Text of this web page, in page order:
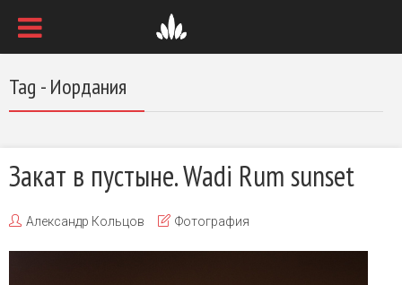
Tag - Иордания
Закат в пустыне. Wadi Rum sunset
Александр Кольцов Фотография